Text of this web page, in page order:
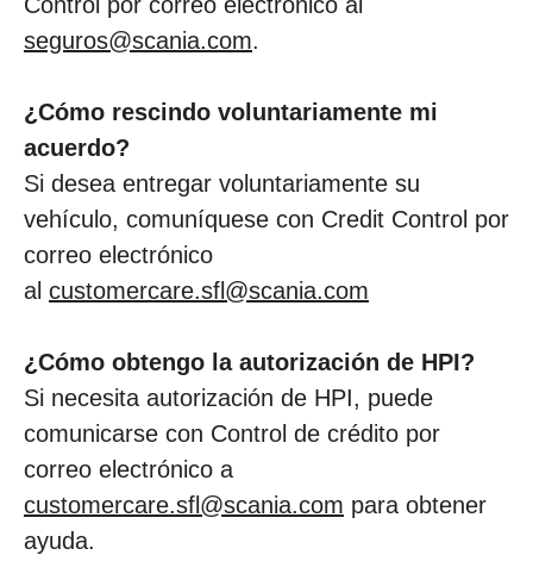
seguros@scania.com.
¿Cómo rescindo voluntariamente mi
acuerdo?
Si desea entregar voluntariamente su
vehículo, comuníquese con Credit Control por
correo electrónico
al customercare.sfl@scania.com
¿Cómo obtengo la autorización de HPI?
Si necesita autorización de HPI, puede
comunicarse con Control de crédito por
correo electrónico a
customercare.sfl@scania.com para obtener
ayuda.